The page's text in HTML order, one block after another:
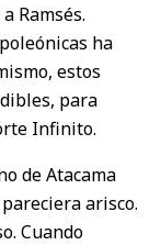
Ramsés.
ha
estos
para
Infinito.
de Atacama
arisco.
Cuando